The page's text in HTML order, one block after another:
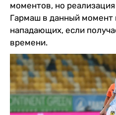
моментов, но реализация
Гармаш в данный момент
нападающих, если
времени.